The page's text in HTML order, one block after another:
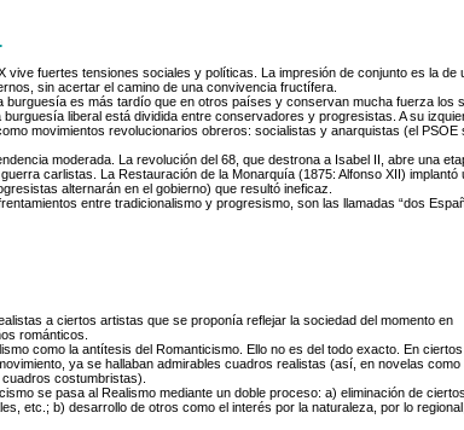
vive fuertes tensiones sociales y políticas. La impresión de conjunto es la de
sin acertar el camino de una convivencia fructífera.
burguesía es más tardío que en otros países y conservan mucha fuerza los
liberal está dividida entre conservadores y progresistas. A su
movimientos revolucionarios obreros: socialistas y anarquistas (el PSOE
moderada. La revolución del 68, que destrona a Isabel II, abre una
carlistas. La Restauración de la Monarquía (1875: Alfonso XII) implantó
alternarán en el gobierno) que resultó ineficaz.
entre tradicionalismo y progresismo, son las llamadas “dos
a ciertos artistas que se proponía reflejar la sociedad del momento en
románticos.
como la antítesis del Romanticismo. Ello no es del todo exacto. En
ya se hallaban admirables cuadros realistas (así, en novelas como
costumbristas).
se pasa al Realismo mediante un doble proceso: a) eliminación de
etc.; b) desarrollo de otros como el interés por la naturaleza, por lo